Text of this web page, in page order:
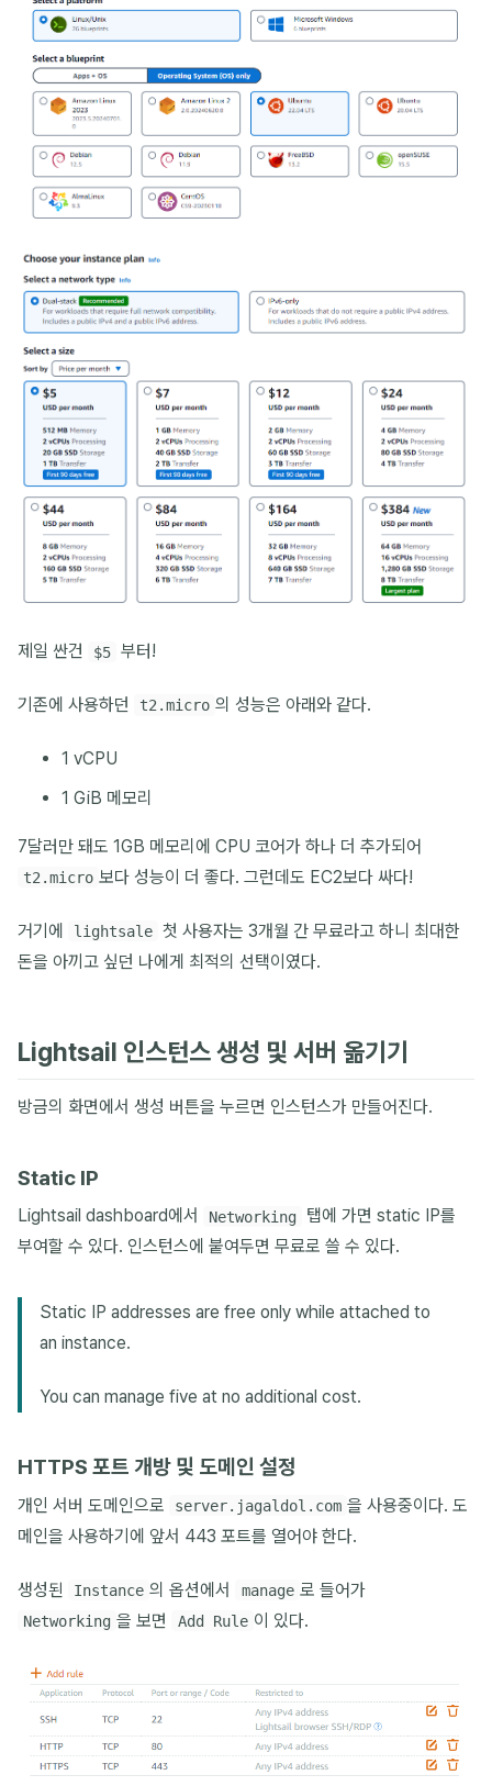
제일 싼건 $5 부터!
기존에 사용하던 t2.micro 의 성능은 아래와 같다.
1 vCPU
1 GiB 메모리
7달러만 돼도 1GB 메모리에 CPU 코어가 하나 더 추가되어
t2.micro 보다 성능이 더 좋다. 그런데도 EC2보다 싸다!
거기에 lightsale 첫 사용자는 3개월 간 무료라고 하니 최대한
돈을 아끼고 싶던 나에게 최적의 선택이였다.
Lightsail 인스턴스 생성 및 서버 옮기기
방금의 화면에서 생성 버튼을 누르면 인스턴스가 만들어진다.
Static IP
Lightsail dashboard에서 Networking
탭에 가면 static IP를
부여할 수 있다. 인스턴스에 붙여두면 무료로 쓸 수 있다.
Static IP addresses are free only while attached to
an instance.
You can manage five at no additional cost.
HTTPS 포트 개방 및 도메인 설정
개인 서버 도메인으로 server.jagaldol.com 을 사용중이다. 도
메인을 사용하기에 앞서 443 포트를 열어야 한다.
생성된 Instance 의 옵션에서 manage 로 들어가
Networking 을 보면 Add Rule 이 있다.